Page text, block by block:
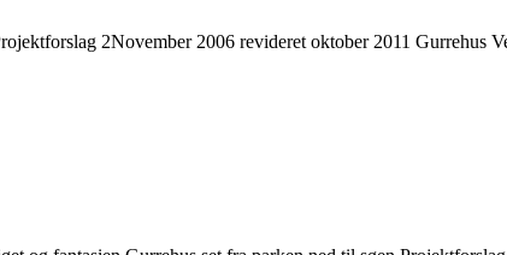
2November 2006 revideret oktober 2011 Gurrehus